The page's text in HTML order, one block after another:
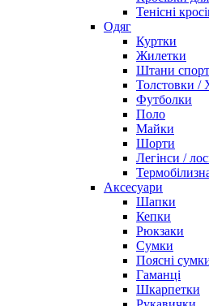
Тенісні
Одяг
Куртки
Жилетки
Штани
Толстовки /
Футболки
Поло
Майки
Шорти
Легінси /
Аксесуари
Шапки
Кепки
Рюкзаки
Сумки
Поясні
Гаманці
Шкарпетки